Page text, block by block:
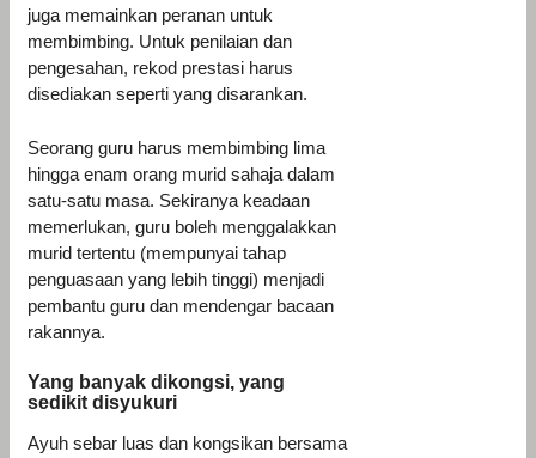
juga memainkan peranan untuk
membimbing. Untuk penilaian dan
pengesahan, rekod prestasi harus
disediakan seperti yang disarankan.
Seorang guru harus membimbing lima
hingga enam orang murid sahaja dalam
satu-satu masa. Sekiranya keadaan
memerlukan, guru boleh menggalakkan
murid tertentu (mempunyai tahap
penguasaan yang lebih tinggi) menjadi
pembantu guru dan mendengar bacaan
rakannya.
Yang banyak dikongsi, yang
sedikit disyukuri
Ayuh sebar luas dan kongsikan bersama